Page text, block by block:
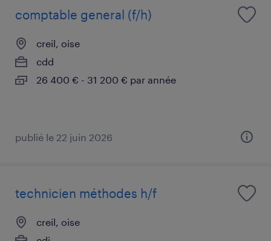
comptable general (f/h)
creil, oise
cdd
26 400 € - 31 200 € par année
publié le 22 juin 2026
technicien méthodes h/f
creil, oise